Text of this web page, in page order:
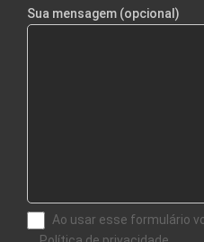
Sua mensagem (opcional)
Ao usar esse formulário